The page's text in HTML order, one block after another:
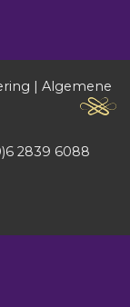
| Algemene
2839 6088